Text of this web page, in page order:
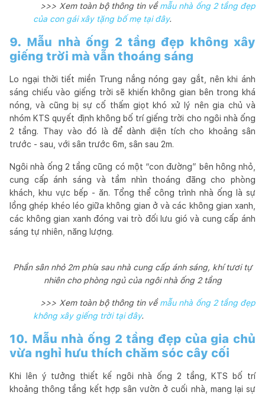
>>> Xem toàn bộ thông tin vềmẫu nhà ống 2 tầng đẹp
của con gái xây tặng bố mẹ tại đây.
9. Mẫu nhà ống 2 tầng đẹp không xây
giếng trời mà vẫn thoáng sáng
Lo ngại thời tiết miền Trung nắng nóng gay gắt, nên khi ánh
sáng chiếu vào giếng trời sẽ khiến không gian bên trong khá
nóng, và cũng bị sự cố thấm giọt khó xử lý nên gia chủ và
nhóm KTS quyết định không bố trí giếng trời cho ngôi nhà ống
2 tầng. Thay vào đó là để dành diện tích cho khoảng sân
trước - sau, với sân trước 6m, sân sau 2m.
Ngôi nhà ống 2 tầng cũng có một “con đường” bên hông nhỏ,
cung cấp ánh sáng và tầm nhìn thoáng đãng cho phòng
khách, khu vực bếp - ăn. Tổng thể công trình nhà ống là sự
lồng ghép khéo léo giữa không gian ở và các không gian xanh,
các không gian xanh đóng vai trò đối lưu gió và cung cấp ánh
sáng tự nhiên, năng lượng.
Phần sân nhỏ 2m phía sau nhà cung cấp ánh sáng, khí tươi tự
nhiên cho phòng ngủ của ngôi nhà ống 2 tầng
>>> Xem toàn bộ thông tin vềmẫu nhà ống 2 tầng đẹp
không xây giếng trời tại đây.
10. Mẫu nhà ống 2 tầng đẹp của gia chủ
vừa nghỉ hưu thích chăm sóc cây cối
Khi lên ý tưởng thiết kế ngôi nhà ống 2 tầng, KTS bố trí
khoảng thông tầng kết hợp sân vườn ở cuối nhà, mang lại sự